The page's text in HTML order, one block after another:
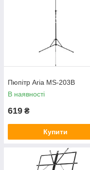
Пюпітр Aria MS-203B
В наявності
619 ₴
Купити